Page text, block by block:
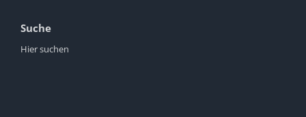
Suche
Hier suchen